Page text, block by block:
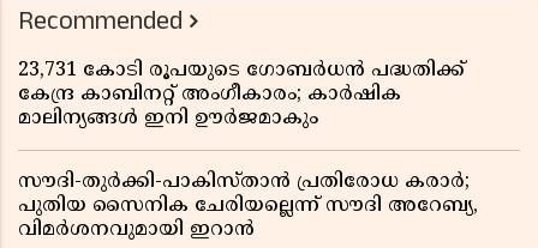
Recommended
23,731 കോടി രൂപയുടെ ഗോബർധൻ പദ്ധതിക്ക്
കേന്ദ്ര കാബിനറ്റ് അംഗീകാരം; കാർഷിക
മാലിന്യങ്ങൾ ഇനി ഊർജമാകും
സൗദി-തുർക്കി-പാകിസ്താൻ പ്രതിരോധ കരാർ;
പുതിയ സൈനിക ചേരിയല്ലെന്ന് സൗദി അറേബ്യ,
വിമർശനവുമായി ഇറാൻ